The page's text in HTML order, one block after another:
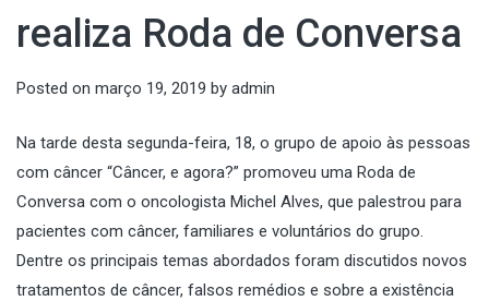
realiza Roda de Conversa
Posted on março 19, 2019 by admin
Na tarde desta segunda-feira, 18, o grupo de apoio às pessoas
com câncer “Câncer, e agora?” promoveu uma Roda de
Conversa com o oncologista Michel Alves, que palestrou para
pacientes com câncer, familiares e voluntários do grupo.
Dentre os principais temas abordados foram discutidos novos
tratamentos de câncer, falsos remédios e sobre a existência